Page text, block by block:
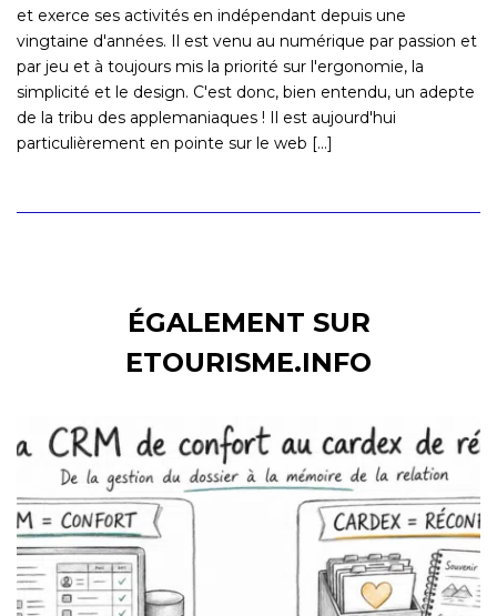
et exerce ses activités en indépendant depuis une
vingtaine d'années. Il est venu au numérique par passion et
par jeu et à toujours mis la priorité sur l'ergonomie, la
simplicité et le design. C'est donc, bien entendu, un adepte
de la tribu des applemaniaques ! Il est aujourd'hui
particulièrement en pointe sur le web [...]
ÉGALEMENT SUR
ETOURISME.INFO